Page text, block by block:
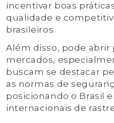
incentivar boas
qualidade e
brasileiros.
Além disso, pode abrir
mercados,
buscam se destacar
as normas de
posicionando o Brasil
internacionais de